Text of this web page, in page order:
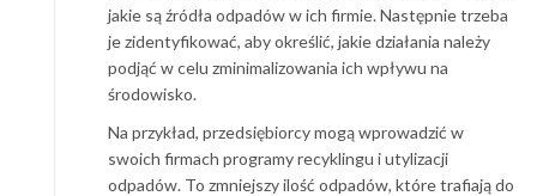
jakie są źródła odpadów w ich firmie. Następnie trzeba
je zidentyfikować, aby określić, jakie działania należy
podjąć w celu zminimalizowania ich wpływu na
środowisko.
Na przykład, przedsiębiorcy mogą wprowadzić w
swoich firmach programy recyklingu i utylizacji
odpadów. To zmniejszy ilość odpadów, które trafiają do